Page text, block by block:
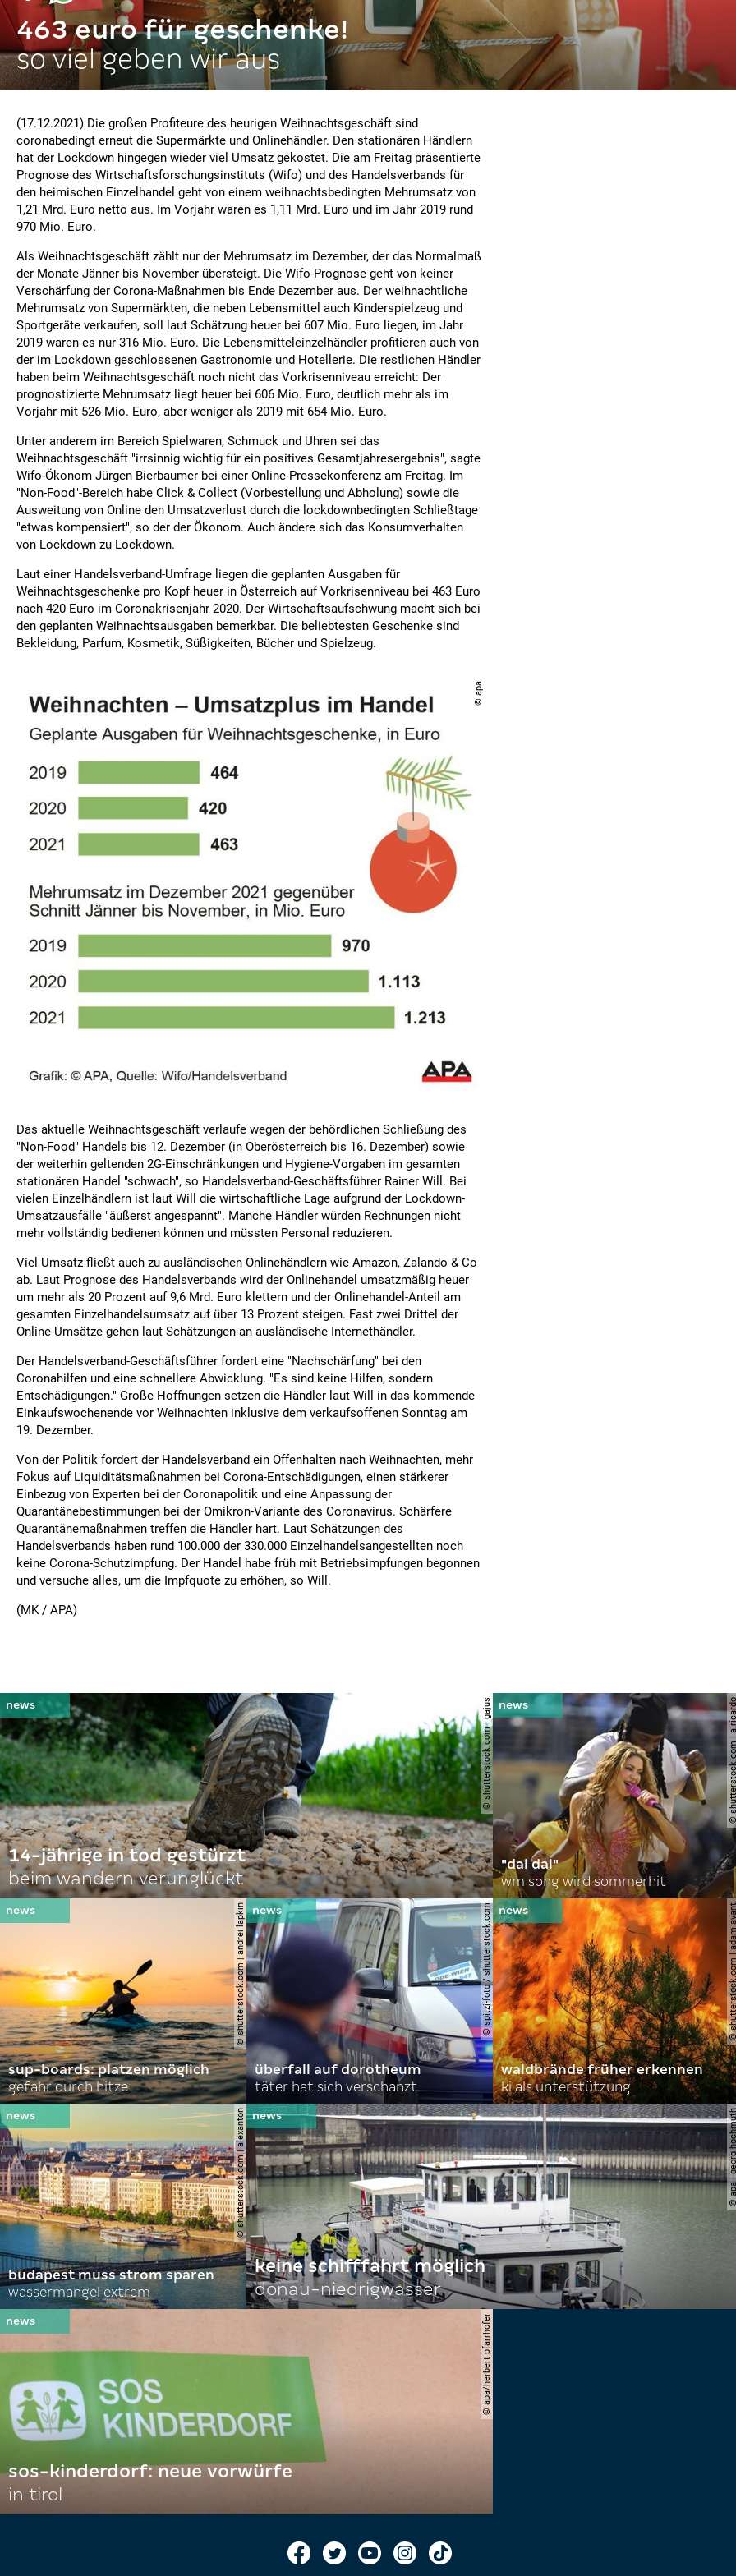
463 euro für geschenke!
so viel geben wir aus
(17.12.2021) Die großen Profiteure des heurigen Weihnachtsgeschäft sind
coronabedingt erneut die Supermärkte und Onlinehändler. Den stationären Händlern
hat der Lockdown hingegen wieder viel Umsatz gekostet. Die am Freitag präsentierte
Prognose des Wirtschaftsforschungsinstituts (Wifo) und des Handelsverbands für
den heimischen Einzelhandel geht von einem weihnachtsbedingten Mehrumsatz von
1,21 Mrd. Euro netto aus. Im Vorjahr waren es 1,11 Mrd. Euro und im Jahr 2019 rund
970 Mio. Euro.
Als Weihnachtsgeschäft zählt nur der Mehrumsatz im Dezember, der das Normalmaß
der Monate Jänner bis November übersteigt. Die Wifo-Prognose geht von keiner
Verschärfung der Corona-Maßnahmen bis Ende Dezember aus. Der weihnachtliche
Mehrumsatz von Supermärkten, die neben Lebensmittel auch Kinderspielzeug und
Sportgeräte verkaufen, soll laut Schätzung heuer bei 607 Mio. Euro liegen, im Jahr
2019 waren es nur 316 Mio. Euro. Die Lebensmitteleinzelhändler profitieren auch von
der im Lockdown geschlossenen Gastronomie und Hotellerie. Die restlichen Händler
haben beim Weihnachtsgeschäft noch nicht das Vorkrisenniveau erreicht: Der
prognostizierte Mehrumsatz liegt heuer bei 606 Mio. Euro, deutlich mehr als im
Vorjahr mit 526 Mio. Euro, aber weniger als 2019 mit 654 Mio. Euro.
Unter anderem im Bereich Spielwaren, Schmuck und Uhren sei das
Weihnachtsgeschäft "irrsinnig wichtig für ein positives Gesamtjahresergebnis", sagte
Wifo-Ökonom Jürgen Bierbaumer bei einer Online-Pressekonferenz am Freitag. Im
"Non-Food"-Bereich habe Click & Collect (Vorbestellung und Abholung) sowie die
Ausweitung von Online den Umsatzverlust durch die lockdownbedingten Schließtage
"etwas kompensiert", so der der Ökonom. Auch ändere sich das Konsumverhalten
von Lockdown zu Lockdown.
Laut einer Handelsverband-Umfrage liegen die geplanten Ausgaben für
Weihnachtsgeschenke pro Kopf heuer in Österreich auf Vorkrisenniveau bei 463 Euro
nach 420 Euro im Coronakrisenjahr 2020. Der Wirtschaftsaufschwung macht sich bei
den geplanten Weihnachtsausgaben bemerkbar. Die beliebtesten Geschenke sind
Bekleidung, Parfum, Kosmetik, Süßigkeiten, Bücher und Spielzeug.
© apa
Das aktuelle Weihnachtsgeschäft verlaufe wegen der behördlichen Schließung des
"Non-Food" Handels bis 12. Dezember (in Oberösterreich bis 16. Dezember) sowie
der weiterhin geltenden 2G-Einschränkungen und Hygiene-Vorgaben im gesamten
stationären Handel "schwach", so Handelsverband-Geschäftsführer Rainer Will. Bei
vielen Einzelhändlern ist laut Will die wirtschaftliche Lage aufgrund der Lockdown-
Umsatzausfälle "äußerst angespannt". Manche Händler würden Rechnungen nicht
mehr vollständig bedienen können und müssten Personal reduzieren.
Viel Umsatz fließt auch zu ausländischen Onlinehändlern wie Amazon, Zalando & Co
ab. Laut Prognose des Handelsverbands wird der Onlinehandel umsatzmäßig heuer
um mehr als 20 Prozent auf 9,6 Mrd. Euro klettern und der Onlinehandel-Anteil am
gesamten Einzelhandelsumsatz auf über 13 Prozent steigen. Fast zwei Drittel der
Online-Umsätze gehen laut Schätzungen an ausländische Internethändler.
Der Handelsverband-Geschäftsführer fordert eine "Nachschärfung" bei den
Coronahilfen und eine schnellere Abwicklung. "Es sind keine Hilfen, sondern
Entschädigungen." Große Hoffnungen setzen die Händler laut Will in das kommende
Einkaufswochenende vor Weihnachten inklusive dem verkaufsoffenen Sonntag am
19. Dezember.
Von der Politik fordert der Handelsverband ein Offenhalten nach Weihnachten, mehr
Fokus auf Liquiditätsmaßnahmen bei Corona-Entschädigungen, einen stärkerer
Einbezug von Experten bei der Coronapolitik und eine Anpassung der
Quarantänebestimmungen bei der Omikron-Variante des Coronavirus. Schärfere
Quarantänemaßnahmen treffen die Händler hart. Laut Schätzungen des
Handelsverbands haben rund 100.000 der 330.000 Einzelhandelsangestellten noch
keine Corona-Schutzimpfung. Der Handel habe früh mit Betriebsimpfungen begonnen
und versuche alles, um die Impfquote zu erhöhen, so Will.
(MK / APA)
© shutterstock.com | gajus
14-jährige in tod gestürzt
beim wandern verunglückt
©
"dai dai"
wm song wird sommerhit
© shutterstock.com | andrei lapkin
sup-boards: platzen möglich
gefahr durch hitze
© spitzi-foto / shutterstock.com
überfall auf dorotheum
täter hat sich verschanzt
©
waldbrände früher erkennen
ki als unterstützung
© shutterstock.com | alexanton
budapest muss strom sparen
wassermangel extrem
© apa |
keine schifffahrt möglich
donau-niedrigwasser
© apa/herbert pfarrhofer
sos-kinderdorf: neue vorwürfe
in tirol